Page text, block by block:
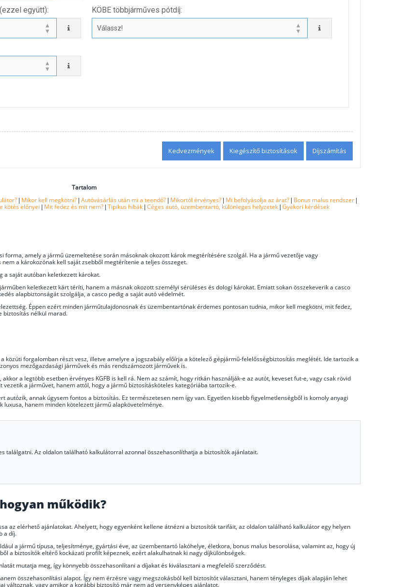
Tartalom
| Mikor kell megkötni? | Autóvásárlás után mi a teendő? | Mikortól érvényes? | Mi befolyásolja az árat? | Bonus malus rendszer |
kötés előnyei | Mit fedez és mit nem?| Tipikus hibák| Céges autó, üzembentartó, különleges helyzetek| Gyakori kérdések
forma, amely a jármű üzemeltetése során másoknak okozott károk megtérítésére szolgál. Ha a jármű vezetője vagy
a károkozónak kell saját zsebből megtérítenie a teljes összeget.
a saját autóban keletkezett károkat.
keletkezett kárt téríti, hanem a másnak okozott személyi sérüléses és dologi károkat. Emiatt sokan összekeverik a casco
alapbiztonságát szolgálja, a casco pedig a saját autó védelmét.
Éppen ezért minden járműtulajdonosnak és üzembentartónak érdemes pontosan tudnia, mikor kell megkötni, mit fedez,
biztosítás nélkül marad.
közúti forgalomban részt vesz, illetve amelyre a jogszabály előírja a kötelező gépjármű-felelősségbiztosítás meglétét. Ide tartozik a
mezőgazdasági járművek és más rendszámozott járművek is.
a legtöbb esetben érvényes KGFB is kell rá. Nem az számít, hogy ritkán használják-e az autót, keveset fut-e, vagy csak rövid
a járművet, hanem attól, hogy a jármű biztosításköteles kategóriába tartozik-e.
annak úgysem fontos a biztosítás. Ez természetesen nem így van. Egyetlen kisebb figyelmetlenségből is komoly anyagi
luxusa, hanem minden kötelezett jármű alapkövetelménye.
találgatni. Az oldalon található kalkulátorral azonnal összehasonlíthatja a biztosítók ajánlatait.
működik?
az elérhető ajánlatokat. Ahelyett, hogy egyenként kellene átnézni a biztosítók tarifáit, az oldalon található kalkulátor egy helyen
a díj.
a jármű típusa, teljesítménye, gyártási éve, az üzembentartó lakóhelye, életkora, bonus malus besorolása, valamint az, hogy új
a biztosítók eltérő kockázati profilt képeznek, ezért alakulhatnak ki nagy díjkülönbségek.
mutatja meg, így könnyebb összehasonlítani a díjakat és kiválasztani a megfelelő szerződést.
összehasonlítási alapot. Így nem érzésre vagy megszokásból kell biztosítót választani, hanem tényleges díjak alapján lehet
változnak, vagy amikor a korábbi biztosító már nem ad versenyképes ajánlatot.